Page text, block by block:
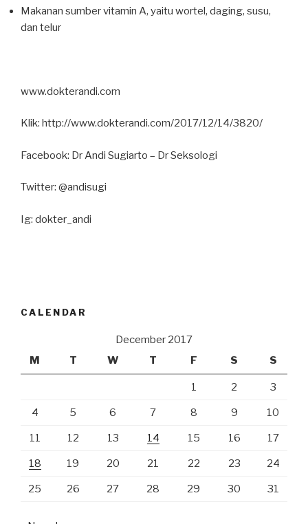
Makanan sumber vitamin A, yaitu wortel, daging, susu,
dan telur
www.dokterandi.com
Klik: http://www.dokterandi.com/2017/12/14/3820/
Facebook: Dr Andi Sugiarto – Dr Seksologi
Twitter: @andisugi
Ig: dokter_andi
CALENDAR
December 2017
M
T W T F S S
1 2 3
4 5 6 7 8 9 10
11 12 13 14 15 16 17
18 19 20 21 22 23 24
25 26 27 28 29 30 31